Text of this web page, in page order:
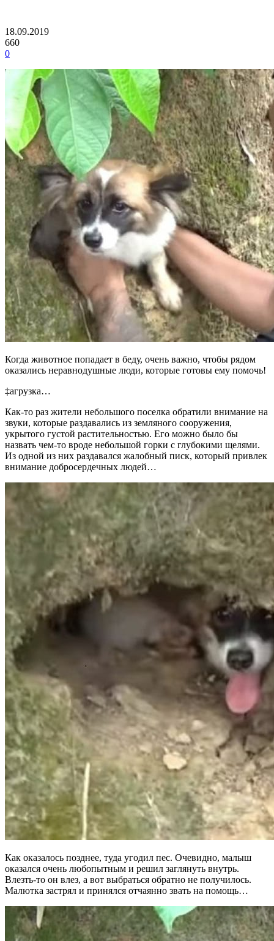
18.09.2019
660
0
Когда животное попадает в беду, очень важно, чтобы рядом
оказались неравнодушные люди, которые готовы ему помочь!
‡агрузка…
Как-то раз жители небольшого поселка обратили внимание на
звуки, которые раздавались из земляного сооружения,
укрытого густой растительностью. Его можно было бы
назвать чем-то вроде небольшой горки с глубокими щелями.
Из одной из них раздавался жалобный писк, который привлек
внимание добросердечных людей…
Как оказалось позднее, туда угодил пес. Очевидно, малыш
оказался очень любопытным и решил заглянуть внутрь.
Влезть-то он влез, а вот выбраться обратно не получилось.
Малютка застрял и принялся отчаянно звать на помощь…